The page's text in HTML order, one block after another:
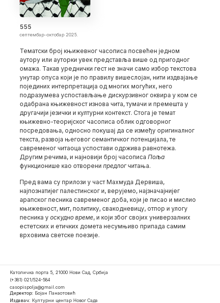
555
септембар‒октобар 2025.
Тематски број књижевног часописа посвећен једном
аутору или ауторки увек представља више од пригодног
омажа. Такав уреднички гест не значи само избор текстова
унутар опуса који је по правилу вишеслојан, нити издвајање
појединих интерпретација од многих могућих, него
подразумева успостављање дискурзивног оквира у ком се
одабрана књижевност изнова чита, тумачи и премешта у
другачији језички и културни контекст. Стога је темат
књижевно-теоријског часописа облик одговорног
посредовања, односно покушај да се између оригиналног
текста, развоја његовог семантичког потенцијала, те
савременог читаоца успостави одржива равнотежа.
Другим речима, и најновији број часописа Поља
функционише као отворени предлогчитања.
Пред вама су прилози у част Махмуда Дервиша,
најпознатијег палестинског и, верујемо, најзначајнијег
арапског песника савременог доба, који је писао и мислио
књижевност, мит, политику, свакодневицу, отпор и улогу
песника у оскудно време, и који због својих универзалних
естетских и етичких домета несумњиво припада самим
врховима светске поезије.
Католичка порта 5, 21000 Нови Сад, Србија
(+381) 021/524-584
casopispolja@gmail.com
Директор: Бојан Панаотовић
Издавач: Културни центар Новог Сада